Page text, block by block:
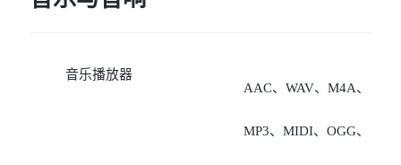
音乐播放器
AAC、WAV、M4A、
MP3、MIDI、OGG、